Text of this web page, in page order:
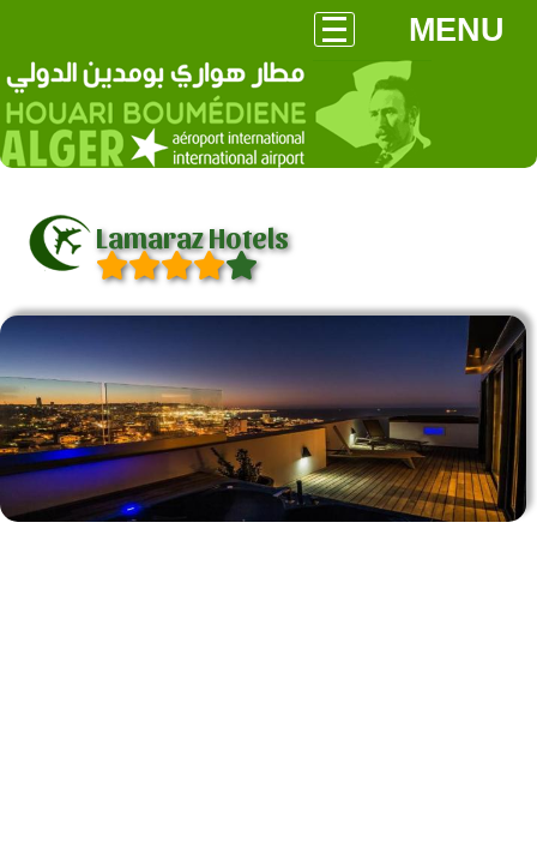
MENU
Lamaraz Hotels